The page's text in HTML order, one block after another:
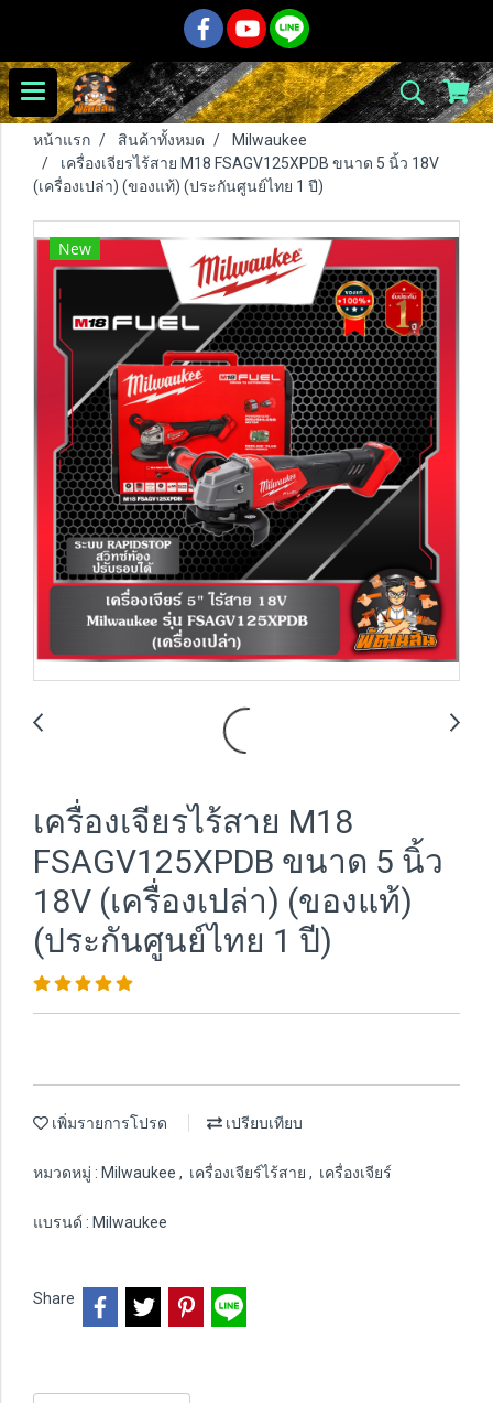
หน้าแรก สินค้าทั้งหมด
Milwaukee
เครื่องเจียรไร้สาย M18 FSAGV125XPDB ขนาด 5 นิ้ว 18V
(เครื่องเปล่า) (ของแท้) (ประกันศูนย์ไทย 1 ปี)
New
เครื่องเจียรไร้สาย M18
FSAGV125XPDB ขนาด 5 นิ้ว
18V (เครื่องเปล่า) (ของแท้)
(ประกันศูนย์ไทย 1 ปี)
เพิ่มรายการโปรด เปรียบเทียบ
หมวดหมู่ : Milwaukee , เครื่องเจียร์ไร้สาย , เครื่องเจียร์
แบรนด์ : Milwaukee
Share